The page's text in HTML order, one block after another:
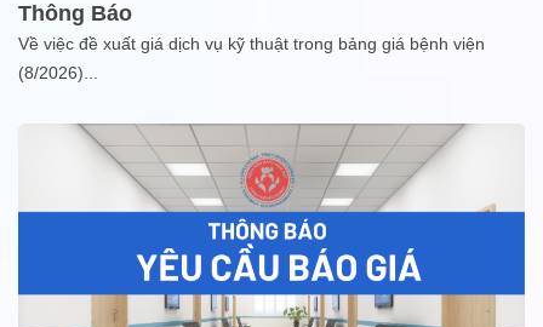
Thông Báo
Về việc đề xuất giá dịch vụ kỹ thuật trong bảng giá bệnh viện
(8/2026)...